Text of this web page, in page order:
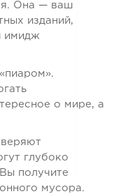
Она — ваш
изданий,
имидж
о мире, а
глубоко
получите
мусора.